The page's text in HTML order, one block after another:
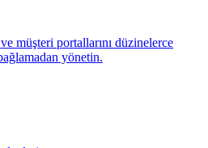
müşteri portallarını düzinelerce
yönetin.